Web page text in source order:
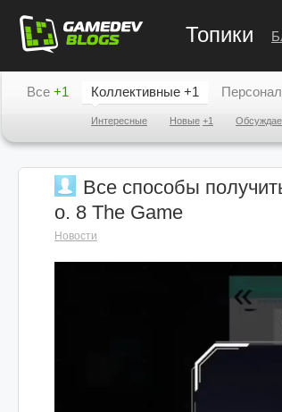
Топики
Все +1 Коллективные +1
Интересные Новые +1
Все способы
o. 8 The Game
Новости